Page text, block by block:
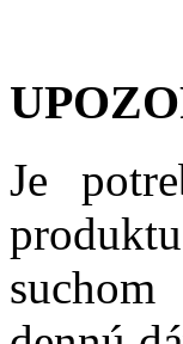
Je